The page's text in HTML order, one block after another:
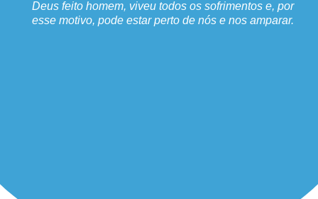
Deus feito homem, viveu todos os sofrimentos e, por
esse motivo, pode estar perto de nós e nos amparar.